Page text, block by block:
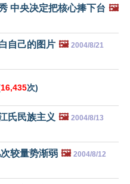
中央决定把核心捧下台 🖼️
自己的图片 🖼️ 2004/8/21
16,435次)
氏民族主义 🖼️ 2004/8/13
较量势渐弱 🖼️ 2004/8/12